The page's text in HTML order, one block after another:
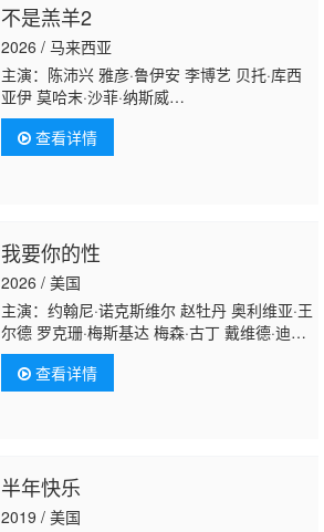
不是羔羊2
2026 / 马来西亚
主演：陈沛兴 雅彦·鲁伊安 李博艺 贝托·库西
亚伊 莫哈末·沙菲·纳斯威
普 Fauzie·Laily Nabila·Huda Hanna·Aqeela
卉 Ayez·Shaukat·Fonseka·Farid Paul·Baker
查看详情
我要你的性
2026 / 美国
主演：约翰尼·诺克斯维尔 赵牡丹 奥利维亚·王
尔德 罗克珊·梅斯基达 梅森·古丁 戴维德·迪格
斯 库珀·霍夫曼 切斯·隋·万德斯 乔治·托德·麦
克拉克伦 查莉
XCX Miki·Murad Coda·Li·Marcus
查看详情
半年快乐
2019 / 美国